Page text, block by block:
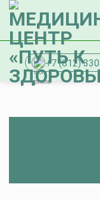
Skip
content
+7 (812)